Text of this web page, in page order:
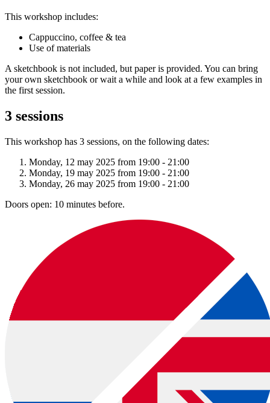
Nederlandstalige bon
Voorbeelden van creatieve workshops tot €37:
This workshop includes:
Cappuccino, coffee & tea
Use of materials
A sketchbook is not included, but paper is provided. You can bring
your own sketchbook or wait a while and look at a few examples in
the first session.
3 sessions
This workshop has 3 sessions, on the following dates:
Monday, 12 may 2025 from 19:00 - 21:00
Monday, 19 may 2025 from 19:00 - 21:00
Monday, 26 may 2025 from 19:00 - 21:00
Doors open: 10 minutes before.